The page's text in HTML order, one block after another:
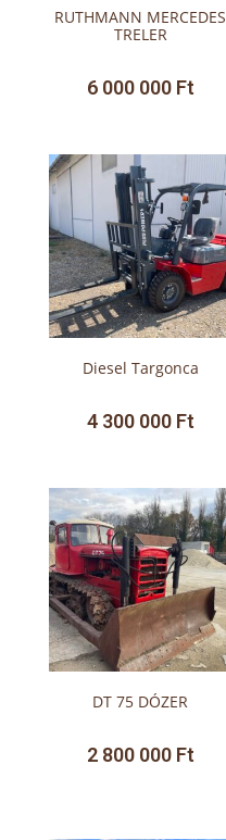
RUTHMANN MERCEDES
TRELER
6 000 000 Ft
Diesel Targonca
4 300 000 Ft
DT 75 DÓZER
2 800 000 Ft